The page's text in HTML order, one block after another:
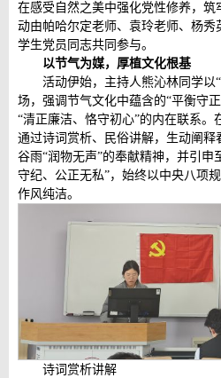
在感受自然之美中强化党性修养，
动由帕哈尔定老师、袁玲老师、杨秀
学生党员同志共同参与。
以节气为媒，厚植文化根基
活动伊始，主持人熊沁林同学以
场，强调节气文化中蕴含的“平衡守
“清正廉洁、恪守初心”的内在联系
通过诗词赏析、民俗讲解，生动阐释
谷雨“润物无声”的奉献精神，并引申
守纪、公正无私”，始终以中央八项
作风纯洁。
诗词赏析讲解